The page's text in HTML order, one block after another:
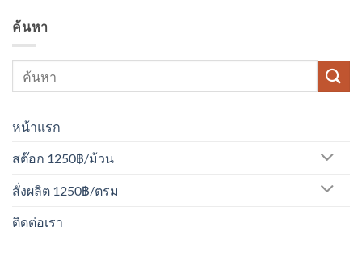
ค้นหา
หน้าแรก
สต๊อก 1250฿/ม้วน
สั่งผลิต 1250฿/ตรม
ติดต่อเรา